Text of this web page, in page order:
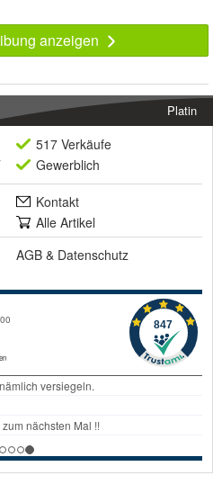
anzeigen
Platin
517 Verkäufe
Gewerblich
Kontakt
Alle Artikel
AGB & Datenschutz